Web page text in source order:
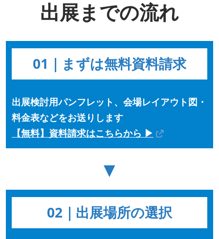
出展までの流れ
01｜まずは無料資料請求
出展検討用パンフレット、会場レイアウト図・
料金表などをお送りします
【無料】資料請求はこちらから ▶
▼
02｜出展場所の選択